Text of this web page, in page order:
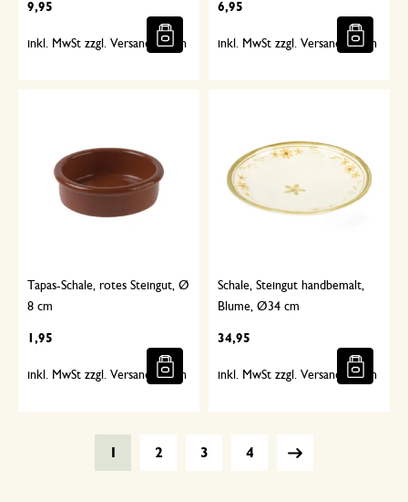
9,95
inkl. MwSt zzgl. Versandkosten
6,95
inkl. MwSt zzgl. Versandkosten
Tapas-Schale, rotes Steingut, Ø
8 cm
1,95
inkl. MwSt zzgl. Versandkosten
Schale, Steingut handbemalt,
Blume, Ø34 cm
34,95
inkl. MwSt zzgl. Versandkosten
2 3 4